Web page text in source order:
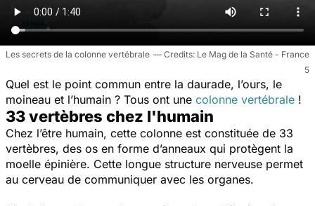
Les secrets de la colonne vertébrale
Le Mag de la Santé - France
5
Quel est le point commun entre la daurade, l’ours, le
moineau et l’humain ? Tous ont une colonne vertébrale !
33 vertèbres chez l'humain
Chez l’être humain, cette colonne est constituée de 33
vertèbres, des os en forme d’anneaux qui protègent la
moelle épinière. Cette longue structure nerveuse permet
au cerveau de communiquer avec les organes.